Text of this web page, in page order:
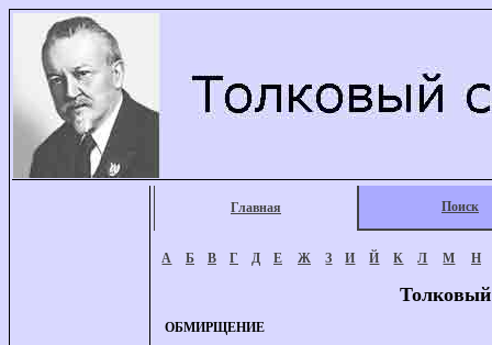
Главная Поиск
А Б В Г Д Е Ж З И Й К Л М Н
ОБМИРЩЕНИЕ